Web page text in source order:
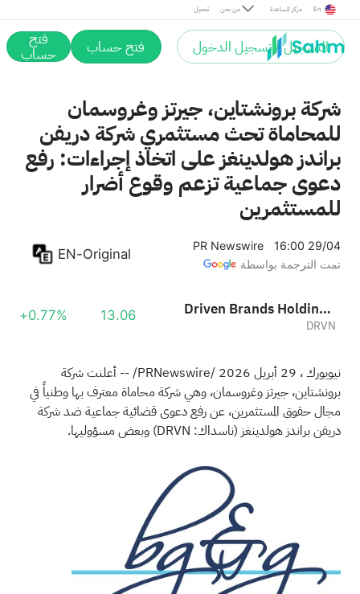
تحميل من نحن مركز المساعدة En
التسجيل / تسجيل الدخول فتح حساب فتح
حساب
شركة برونشتاين، جيرتز وغروسمان
للمحاماة تحث مستثمري شركة دريفن
براندز هولدينغز على اتخاذ إجراءات: رفع
دعوى جماعية تزعم وقوع أضرار
للمستثمرين
PR Newswire
16:00 29/04
تمت الترجمة بواسطة
EN-Original
Driven Brands Holdings, Inc.
DRVN
13.06
+0.77%
نيويورك، 29 أبريل 2026
/PRNewswire/ -- أعلنت شركة
برونشتاين، جيرتز وغروسمان، وهي شركة محاماة معترف بها وطنياً في
مجال حقوق المستثمرين، عن رفع دعوى قضائية جماعية ضد شركة
دريفن براندز هولدينغز (ناسداك: DRVN) وبعض مسؤوليها.